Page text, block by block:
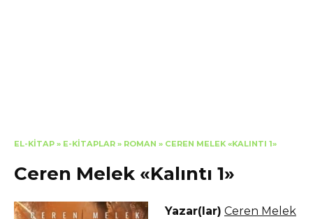
EL-KITAP » E-KITAPLAR » ROMAN » CEREN MELEK «KALINTI 1»
Ceren Melek «Kalıntı 1»
Yazar(lar) Ceren Melek